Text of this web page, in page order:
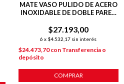
MATE VASO PULIDO DE ACERO
INOXIDABLE DE DOBLE PARED
$27.193,00
6 x $4.532,17 sin interés
$24.473,70con Transferencia o
depósito
COMPRAR